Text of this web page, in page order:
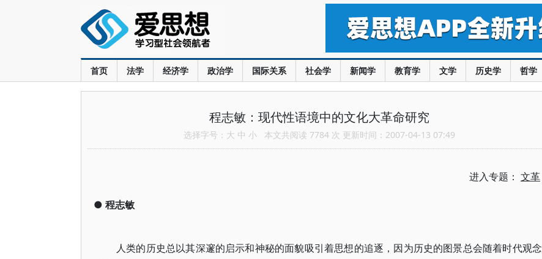
首页 法学 经济学 政治学 国际关系 社会学 新闻学 教育学 文学 历史学 哲学
程志敏：现代性语境中的文化大革命研究
选择字号： 大 中 小 本文共阅读 7784 次 更新时间：2007-04-13 07:49
进入专题： 文革
● 程志敏
人类的历史总以其深邃的启示和神秘的面貌吸引着思想的追逐，因为历史的图景总会随着时代观念